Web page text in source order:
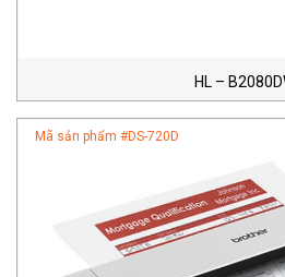
HL –
Mã sản phẩm #DS-720D